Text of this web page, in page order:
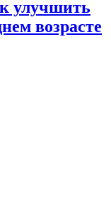
улучшить
возрасте